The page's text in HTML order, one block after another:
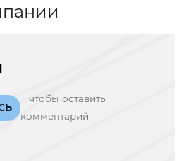
чтобы оставить
комментарий